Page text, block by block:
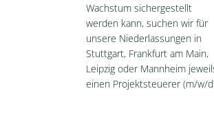
Wachstum sichergestellt
werden kann, suchen wir für
unsere Niederlassungen in
Stuttgart, Frankfurt am Main,
Leipzig oder Mannheim
einen Projektsteuerer (m/w/